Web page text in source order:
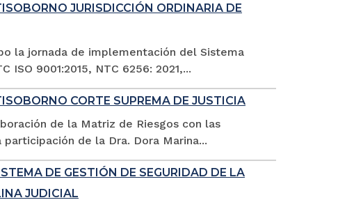
JURISDICCIÓN ORDINARIA DE
la jornada de implementación del Sistema
9001:2015, NTC 6256: 2021,...
CORTE SUPREMA DE JUSTICIA
de la Matriz de Riesgos con las
de la Dra. Dora Marina...
DE GESTIÓN DE SEGURIDAD DE LA
JUDICIAL